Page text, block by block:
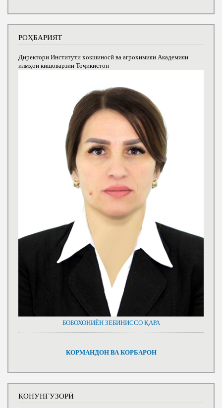
РОҲБАРИЯТ
Директори Институти хокшиносӣ ва агрохимияи Академияи
илмҳои кишоварзии Тоҷикистон
БОБОХОНИЁН ЗЕБИНИССО ҚАРА
КОРМАНДОН ВА КОРБАРОН
ҚОНУНГУЗОРӢ